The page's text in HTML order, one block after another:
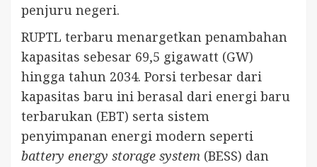
penjuru negeri.
RUPTL terbaru menargetkan penambahan
kapasitas sebesar 69,5 gigawatt (GW)
hingga tahun 2034. Porsi terbesar dari
kapasitas baru ini berasal dari energi baru
terbarukan (EBT) serta sistem
penyimpanan energi modern seperti
battery energy storage system (BESS) dan